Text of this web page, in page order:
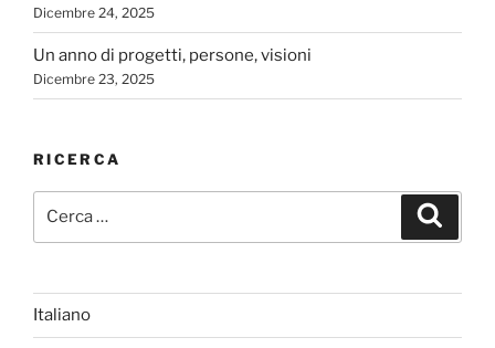
Dicembre 24, 2025
Un anno di progetti, persone, visioni
Dicembre 23, 2025
RICERCA
Italiano